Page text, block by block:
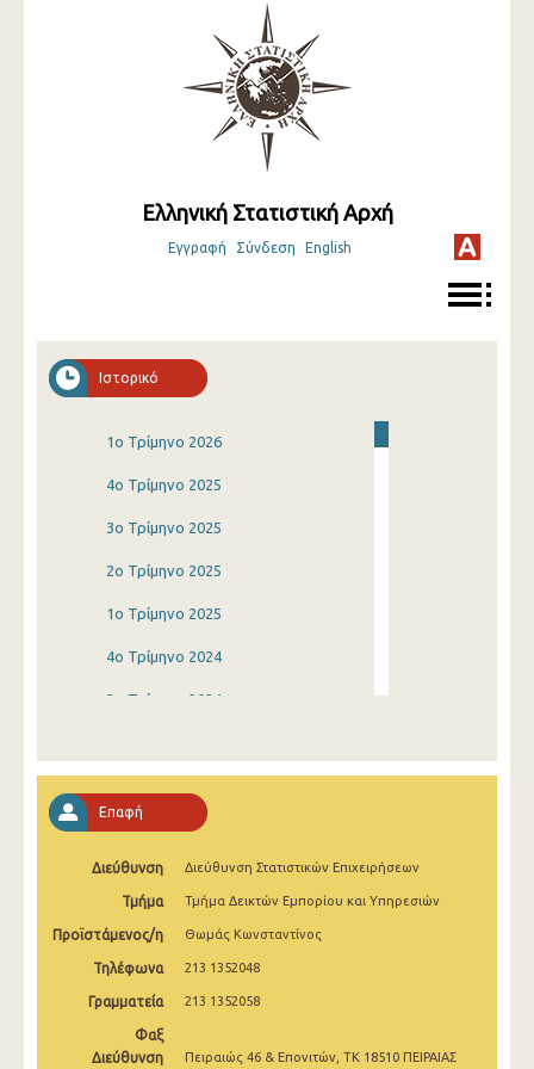
Ελληνική Στατιστική Αρχή
Εγγραφή Σύνδεση English
Ιστορικό
1o Τρίμηνο 2026
4o Τρίμηνο 2025
3o Τρίμηνο 2025
2o Τρίμηνο 2025
1o Τρίμηνο 2025
4o Τρίμηνο 2024
3o Τρίμηνο 2024
4o Τρίμηνο 2023
3o Τρίμηνο 2023
2o Τρίμηνο 2023
1o Τρίμηνο 2023
4o Τρίμηνο 2022
3o Τρίμηνο 2022
Επαφή
Διεύθυνση Διεύθυνση Στατιστικών Επιχειρήσεων
Τμήμα Τμήμα Δεικτών Εμπορίου και Υπηρεσιών
Προϊστάμενος/η Θωμάς Κωνσταντίνος
Τηλέφωνα 213 1352048
Γραμματεία 213 1352058
Φαξ
Διεύθυνση
Πειραιώς 46 & Επονιτών, ΤΚ 18510 ΠΕΙΡΑΙΑΣ